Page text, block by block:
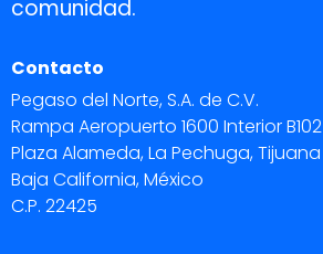
comunidad.
Contacto
Pegaso del Norte, S.A. de C.V.
Rampa Aeropuerto 1600 Interior B102
Plaza Alameda, La Pechuga, Tijuana
Baja California, México
C.P. 22425